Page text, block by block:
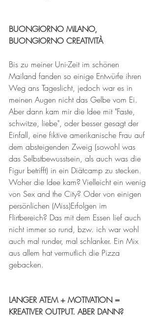
BUONGIORNO MILANO,
BUONGIORNO CREATIVITÀ
Bis zu meiner Uni-Zeit im schönen
Mailand fanden so einige Entwürfe ihren
Weg ans Tageslicht, jedoch war es in
meinen Augen nicht das Gelbe vom Ei.
Aber dann kam mir die Idee mit "Faste,
schwitze, liebe", oder besser gesagt der
Einfall, eine fiktive amerikanische Frau auf
dem absteigenden Zweig (sowohl was
das Selbstbewusstsein, als auch was die
Figur betrifft) in ein Diätcamp zu stecken.
Woher die Idee kam? Vielleicht ein wenig
von Sex and the City? Oder von einigen
persönlichen (Miss)Erfolgen im
Flirtbereich? Das mit dem Essen lief auch
nicht immer so rund, bzw. ich war wohl
auch mal runder, mal schlanker. Ein Mix
aus allem hat vermutlich die Pizza
gebacken.
LANGER ATEM + MOTIVATION =
KREATIVER OUTPUT. ABER DANN?